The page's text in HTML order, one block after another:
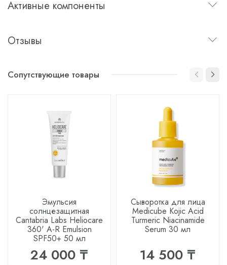
Активные компоненты
Отзывы
Сопутствующие товары
Эмульсия
солнцезащитная
Cantabria Labs Heliocare
360' A-R Emulsion
SPF50+ 50 мл
24 000 ₸
Сыворотка для лица
Medicube Kojic Acid
Turmeric Niacinamide
Serum 30 мл
14 500 ₸